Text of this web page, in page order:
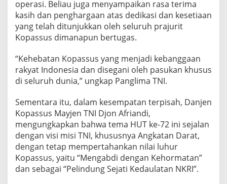
operasi. Beliau juga menyampaikan rasa terima
kasih dan penghargaan atas dedikasi dan kesetiaan
yang telah ditunjukkan oleh seluruh prajurit
Kopassus dimanapun bertugas.
“Kehebatan Kopassus yang menjadi kebanggaan
rakyat Indonesia dan disegani oleh pasukan khusus
di seluruh dunia,” ungkap Panglima TNI.
Sementara itu, dalam kesempatan terpisah, Danjen
Kopassus Mayjen TNI Djon Afriandi,
mengungkapkan bahwa tema HUT ke-72 ini sejalan
dengan visi misi TNI, khususnya Angkatan Darat,
dengan tetap mempertahankan nilai luhur
Kopassus, yaitu “Mengabdi dengan Kehormatan”
dan sebagai “Pelindung Sejati Kedaulatan NKRI”.